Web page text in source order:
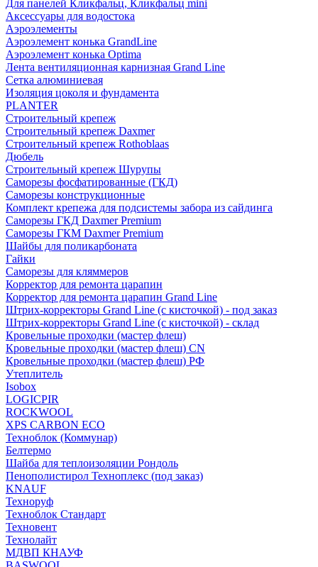
Для панелей Кликфальц, Кликфальц mini
Аксессуары для водостока
Аэроэлементы
Аэроэлемент конька GrandLine
Аэроэлемент конька Optima
Лента вентиляционная карнизная Grand Line
Сетка алюминиевая
Изоляция цоколя и фундамента
PLANTER
Строительный крепеж
Строительный крепеж Daxmer
Строительный крепеж Rothoblaas
Дюбель
Строительный крепеж Шурупы
Саморeзы фосфатированные (ГКД)
Саморезы конструкционные
Комплект крепежа для подсистемы забора из сайдинга
Саморезы ГКД Daxmer Premium
Саморезы ГКМ Daxmer Premium
Шайбы для поликарбоната
Гайки
Саморезы для кляммеров
Корректор для ремонта царапин
Корректор для ремонта царапин Grand Line
Штрих-корректоры Grand Line (с кисточкой) - под заказ
Штрих-корректоры Grand Line (с кисточкой) - склад
Кровельные проходки (мастер флеш)
Кровельные проходки (мастер флеш) CN
Кровельные проходки (мастер флеш) РФ
Утеплитель
Isobox
LOGICPIR
ROCKWOOL
XPS CARBON ECO
Техноблок (Коммунар)
Белтермо
Шайба для теплоизоляции Рондоль
Пенополистирол Техноплекс (под заказ)
KNАUF
Технoруф
Техноблок Стандарт
Техновент
Технолайт
МДВП КНАУФ